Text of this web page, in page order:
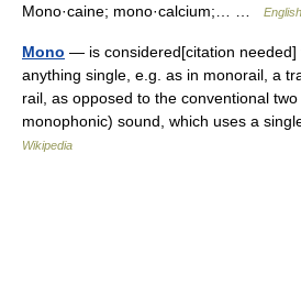
Mono·caine; mono·calcium;… …
Mono — is considered[citation needed]
anything single, e.g. as in monorail, a
rail, as opposed to the conventional
monophonic) sound, which uses a
Wikipedia